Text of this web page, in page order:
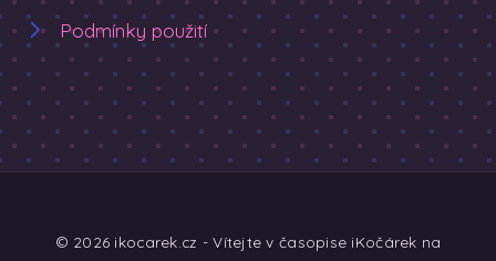
Podmínky použití
© 2026 ikocarek.cz - Vítejte v časopise iKočárek na